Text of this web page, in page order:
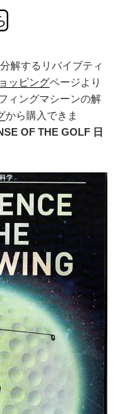
解するリバイブティ
ッピングページより
ィングマシーンの解
から購入できま
OF THE GOLF 日